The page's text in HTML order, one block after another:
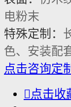
电粉末
特殊定制：
色、安装配
点击咨询定
点击收